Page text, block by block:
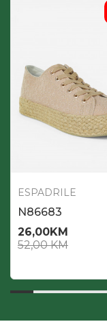
ESPADRILE
N86683
26,00KM
52,00KM